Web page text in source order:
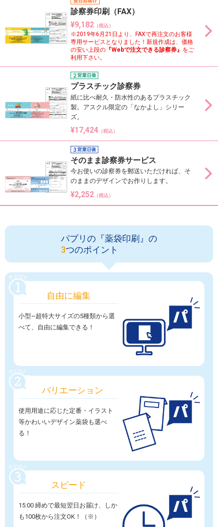
診察券印刷（FAX）
¥9,182 （税込）
※2019年6月21日より、FAXで再注文のお客様
専用サービスとなりました！新規作成は、価格
の安い上段の 『Webで注文できる診察券』 をご
利用下さい。
プラスチック診察券
紙に比べ耐久・防水性のあるプラスチック
製。アスクル限定の「なかよし」シリー
ズ。
¥17,424 （税込）
そのまま診察券サービス
今お使いの診察券を郵送いただければ、そ
のままのデザインでお作りします。
¥2,252 （税込）
パプリの『薬袋印刷』の
3つのポイント
自由に編集
小型~超特大サイズの5種類から選
べて、自由に編集できる！
バリエーション
使用用途に応じた定番・イラスト
等かわいいデザイン薬袋も選べ
る！
スピード
15:00 締めで最短翌日お届け、しか
も100枚から注文OK！（※）